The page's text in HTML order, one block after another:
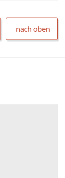
nach oben